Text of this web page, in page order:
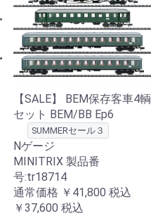
【SALE】 BEM保存客車4輌
セット BEM/BB Ep6
SUMMERセール３
Nゲージ
MINITRIX 製品番
号:tr18714
通常価格 ￥41,800 税込
￥37,600 税込